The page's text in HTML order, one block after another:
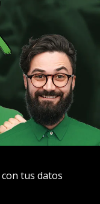
con tus datos